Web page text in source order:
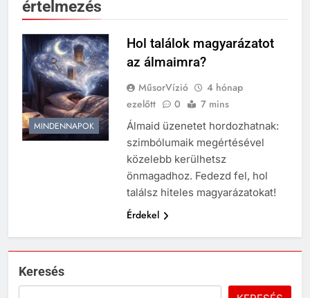
értelmezés
MINDENNAPOK
Hol találok magyarázatot
az álmaimra?
MűsorVízió
4 hónap
ezelőtt
0 7 mins
Álmaid üzenetet hordozhatnak:
szimbólumaik megértésével
közelebb kerülhetsz
önmagadhoz. Fedezd fel, hol
találsz hiteles magyarázatokat!
Érdekel
Keresés